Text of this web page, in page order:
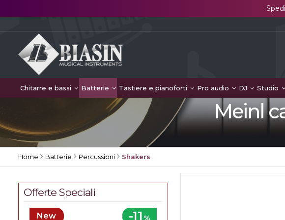
Chitarre e bassi Batterie Tastiere e pianoforti Pro audio DJ Studio
Meinl
Home Batterie Percussioni Shakers
Offerte Speciali
-11 %
New